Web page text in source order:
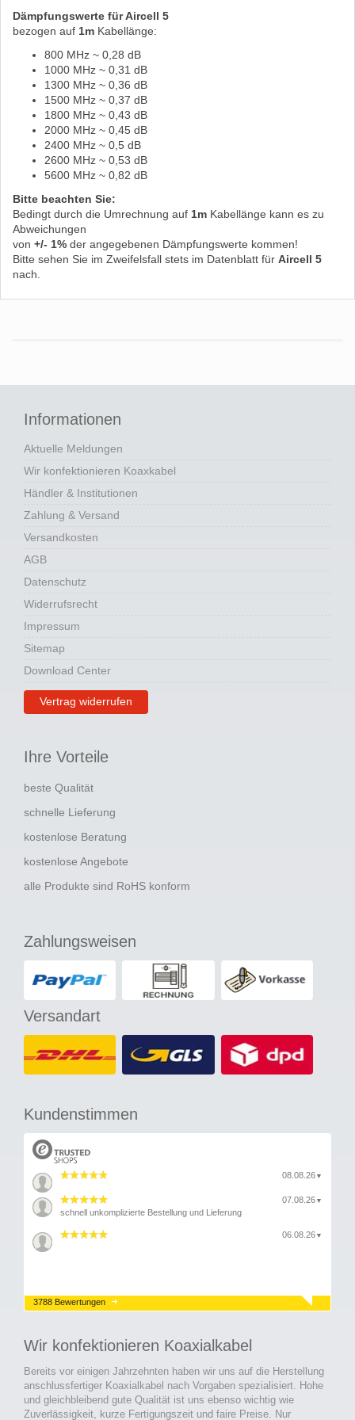
Dämpfungswerte für Aircell 5
bezogen auf 1m Kabellänge:
800 MHz ~ 0,28 dB
1000 MHz ~ 0,31 dB
1300 MHz ~ 0,36 dB
1500 MHz ~ 0,37 dB
1800 MHz ~ 0,43 dB
2000 MHz ~ 0,45 dB
2400 MHz ~ 0,5 dB
2600 MHz ~ 0,53 dB
5600 MHz ~ 0,82 dB
Bitte beachten Sie:
Bedingt durch die Umrechnung auf 1m Kabellänge kann es zu
Abweichungen
von +/- 1% der angegebenen Dämpfungswerte kommen!
Bitte sehen Sie im Zweifelsfall stets im Datenblatt für Aircell 5
nach.
Informationen
Aktuelle Meldungen
Wir konfektionieren Koaxkabel
Händler & Institutionen
Zahlung & Versand
Versandkosten
AGB
Datenschutz
Widerrufsrecht
Impressum
Sitemap
Download Center
Vertrag widerrufen
Ihre Vorteile
beste Qualität
schnelle Lieferung
kostenlose Beratung
kostenlose Angebote
alle Produkte sind RoHS konform
Zahlungsweisen
Versandart
Kundenstimmen
08.08.26 ▼
07.08.26 ▼
schnell unkomplizierte Bestellung und Lieferung
06.08.26 ▼
3788 Bewertungen
Wir konfektionieren Koaxialkabel
Bereits vor einigen Jahrzehnten haben wir uns auf die Herstellung
anschlussfertiger Koaxialkabel nach Vorgaben spezialisiert. Hohe
und gleichbleibend gute Qualität ist uns ebenso wichtig wie
Zuverlässigkeit, kurze Fertigungszeit und faire Preise. Nur